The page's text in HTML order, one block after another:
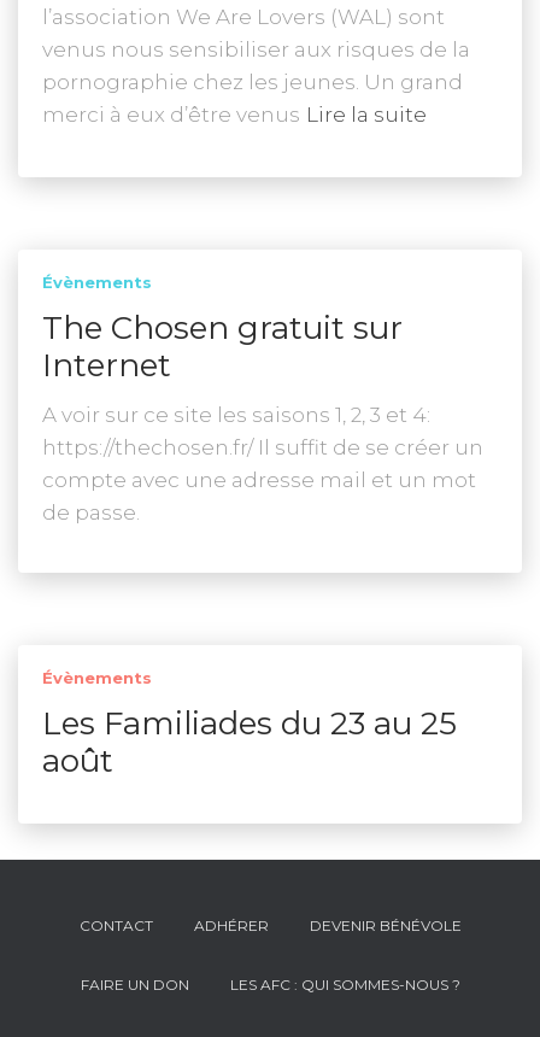
l’association We Are Lovers (WAL) sont
venus nous sensibiliser aux risques de la
pornographie chez les jeunes. Un grand
merci à eux d’être venus Lire la suite
Évènements
The Chosen gratuit sur
Internet
A voir sur ce site les saisons 1, 2, 3 et 4:
https://thechosen.fr/ Il suffit de se créer un
compte avec une adresse mail et un mot
de passe.
Évènements
Les Familiades du 23 au 25
août
CONTACT ADHÉRER DEVENIR BÉNÉVOLE
FAIRE UN DON LES AFC : QUI SOMMES-NOUS ?